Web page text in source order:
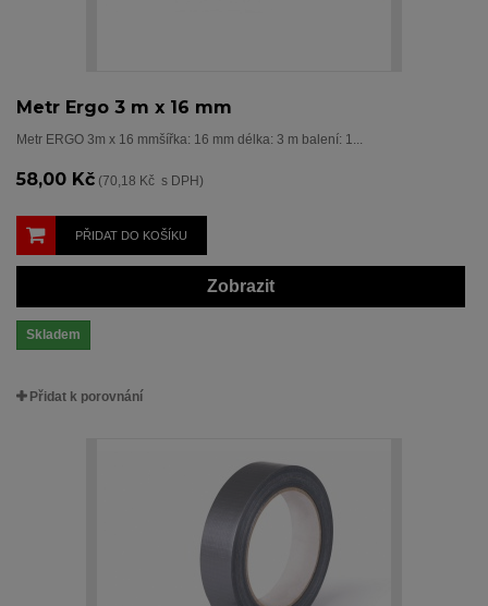
Metr Ergo 3 m x 16 mm
Metr ERGO 3m x 16 mmšířka: 16 mm délka: 3 m balení: 1...
58,00 Kč (70,18 Kč s DPH)
PŘIDAT DO KOŠÍKU
Zobrazit
Skladem
Přidat k porovnání